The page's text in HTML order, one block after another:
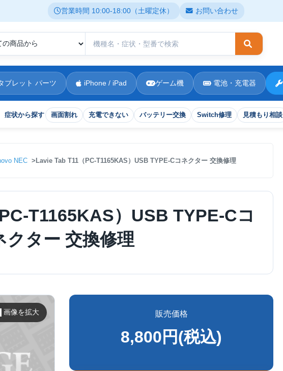
営業時間 10:00-18:00（土曜定休） お問い合わせ
検索
症状から探す 画面割れ 充電できない バッテリー交換 Switch修理 見積もり相談
ブレット パーツ iPhone / iPad ゲーム機 電池・充電器
NEC Lavie Tab T11（PC-T1165KAS）USB TYPE-Cコネクター 交換修理
T1165KAS）USB TYPE-Cコ
クター 交換修理
画像を拡大 販売価格
8,800円(税込)